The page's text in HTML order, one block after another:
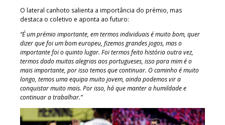
O lateral canhoto salienta a importância do prémio, mas
destaca o coletivo e aponta ao futuro:
“É um prémio importante, em termos individuais é muito bom, quer
dizer que foi um bom europeu, fizemos grandes jogos, mas o
importante foi o quinto lugar. Foi termos feito história outra vez,
termos dado muitas alegrias aos portugueses, isso para mim é o
mais importante, por isso temos que continuar. O caminho é muito
longo, temos uma equipa muito jovem, ainda podemos vir a
conquistar muito mais. Por isso, há que manter a humildade e
continuar a trabalhar.”